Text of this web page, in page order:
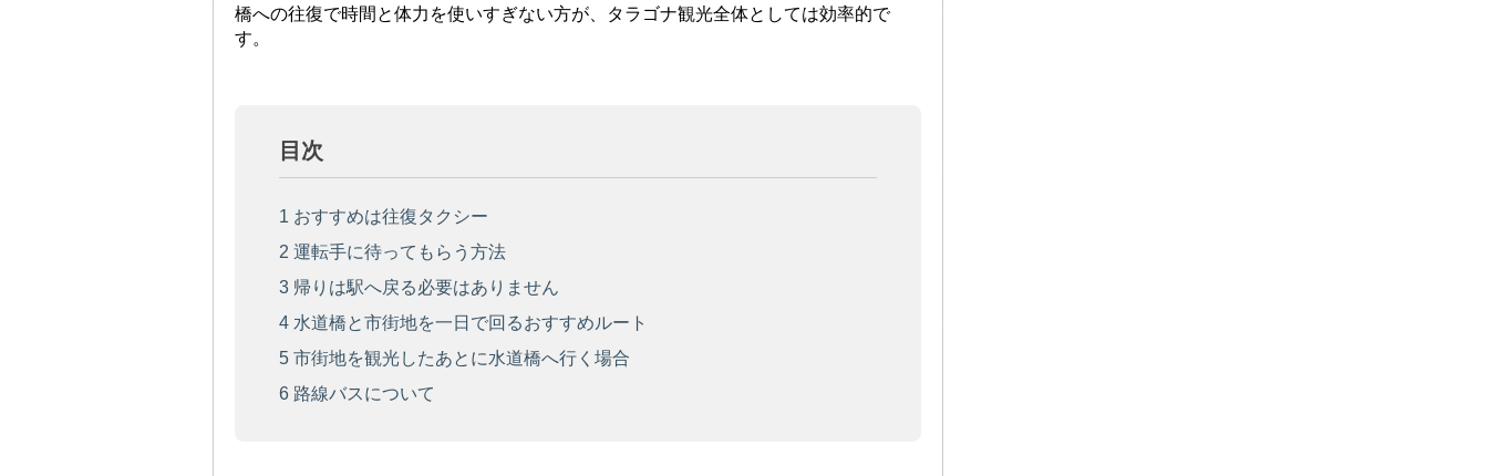
橋への往復で時間と体力を使いすぎない方が、タラゴナ観光全体としては効率的で
す。
目次
1 おすすめは往復タクシー
2 運転手に待ってもらう方法
3 帰りは駅へ戻る必要はありません
4 水道橋と市街地を一日で回るおすすめルート
5 市街地を観光したあとに水道橋へ行く場合
6 路線バスについて